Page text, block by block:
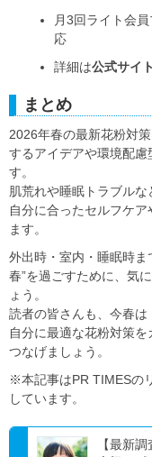
月3回ライト会
応
詳細は公式サイト
まとめ
2026年春の最新花粉対
するアイデアや環境配慮
す。
肌荒れや睡眠トラブルな
自分に合ったセルフケ
ます。
外出時・室内・睡眠時ま
春”を過ごすために、気
ょう。
読者の皆さんも、今春は
自分に最適な花粉対策
つなげましょう。
※本記事はPR TIMESの
しています。
【最新